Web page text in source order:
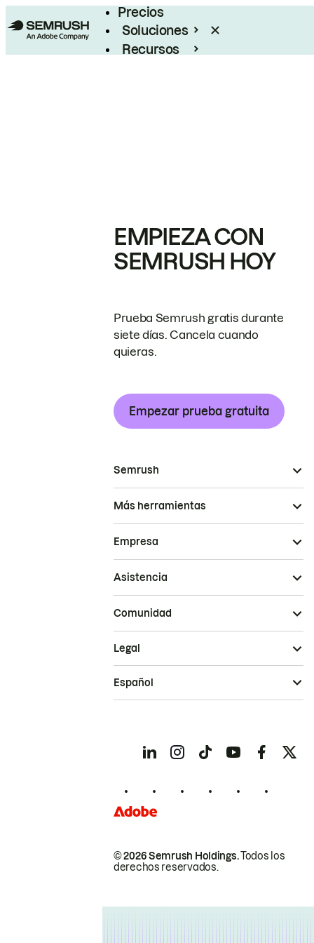
Precios
Soluciones
Recursos
EMPIEZA CON
SEMRUSH HOY
Prueba Semrush gratis durante
siete días. Cancela cuando
quieras.
Empezar prueba gratuita
Semrush
Más herramientas
Empresa
Asistencia
Comunidad
© 2026 Semrush Holdings.Todos los
derechos reservados.
Legal
Español